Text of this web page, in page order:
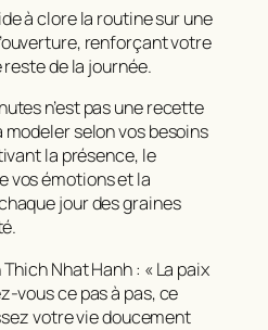
à clore la routine sur une
renforçant votre
de la journée.
n’est pas une recette
selon vos besoins
la présence, le
vos émotions et la
jour des graines
Nhat Hanh : « La paix
vous ce pas à pas, ce
votre vie doucement